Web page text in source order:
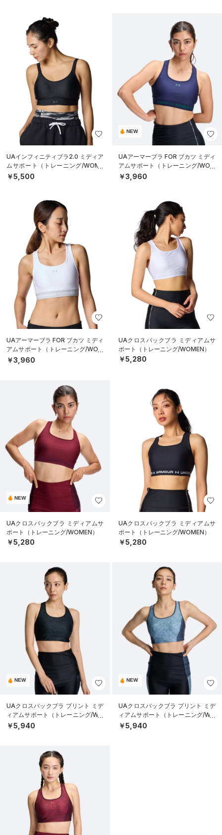
UAインフィニティブラ2.0 ミディア
ムサポート（トレーニング/WOME
N）
￥5,500
NEW
UAアーマーブラ FOR ブカツ ミディ
アムサポート（トレーニング/WOM
EN）
￥3,960
UAアーマーブラ FOR ブカツ ミディ
アムサポート（トレーニング/WOM
EN）
￥3,960
UAクロスバックブラ ミディアムサ
ポート（トレーニング/WOMEN）
￥5,280
NEW
UAクロスバックブラ ミディアムサ
ポート（トレーニング/WOMEN）
￥5,280
UAクロスバックブラ ミディアムサ
ポート（トレーニング/WOMEN）
￥5,280
NEW
UAクロスバックブラ プリント ミデ
ィアムサポート（トレーニング/WO
MEN）
￥5,940
NEW
UAクロスバックブラ プリント ミデ
ィアムサポート（トレーニング/WO
MEN）
￥5,940